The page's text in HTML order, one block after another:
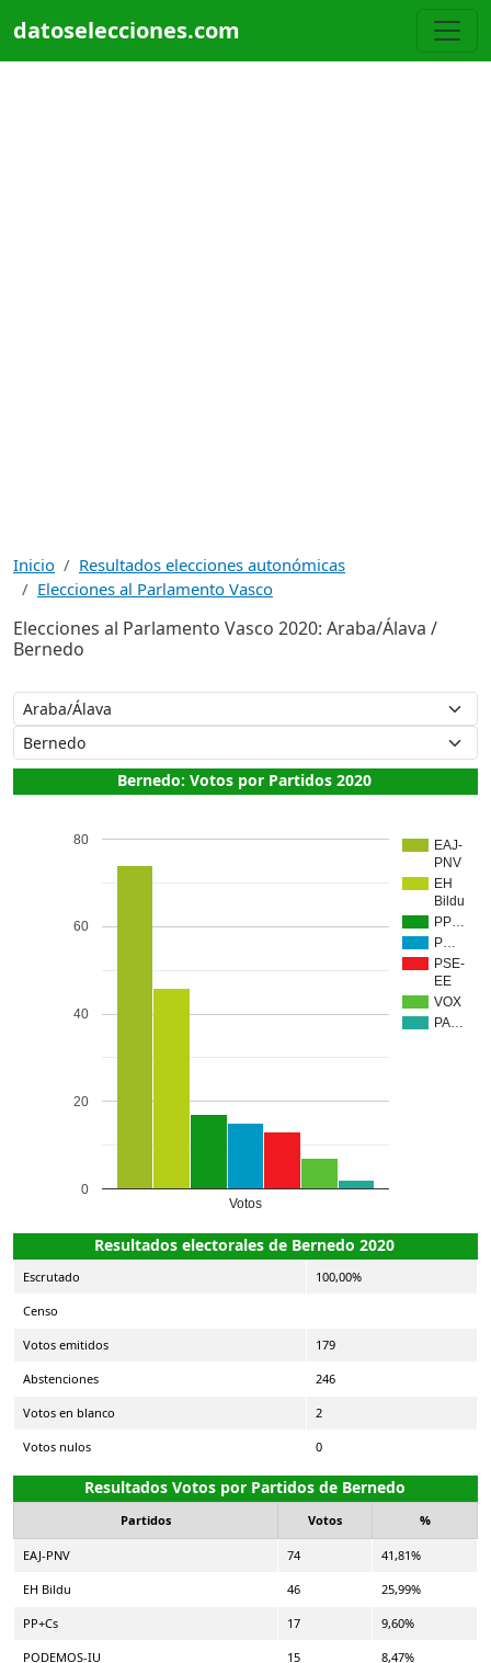
datoselecciones.com
Inicio
Resultados elecciones autonómicas
Elecciones al Parlamento Vasco
Elecciones al Parlamento Vasco 2020: Araba/Álava /
Bernedo
Bernedo: Votos por Partidos 2020
EAJ-
PNV
EH
Bildu
PP…
P…
PSE-
EE
VOX
PA…
Votos
0
20
40
60
80
Resultados electorales de Bernedo 2020
Escrutado 100,00%
Censo
Votos emitidos 179
Abstenciones 246
Votos en blanco 2
Votos nulos 0
Resultados Votos por Partidos de Bernedo
Partidos Votos %
EAJ-PNV 74 41,81%
EH Bildu 46 25,99%
PP+Cs 17 9,60%
PODEMOS-IU 15 8,47%